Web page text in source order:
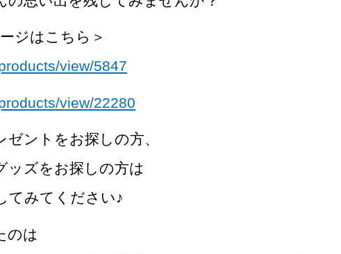
ジはこちら＞
view/5847
view/22280
ゼントをお探しの方、
ッズをお探しの方は
てみてください♪
のは